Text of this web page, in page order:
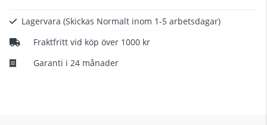
Lagervara (Skickas Normalt inom 1-5 arbetsdagar)
Fraktfritt vid köp över 1000 kr
Garanti i 24 månader